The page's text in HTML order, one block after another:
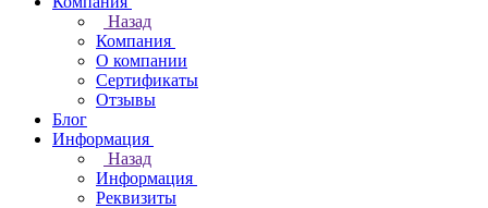
Назад
Компания
О компании
Сертификаты
Отзывы
Блог
Информация
Назад
Информация
Реквизиты